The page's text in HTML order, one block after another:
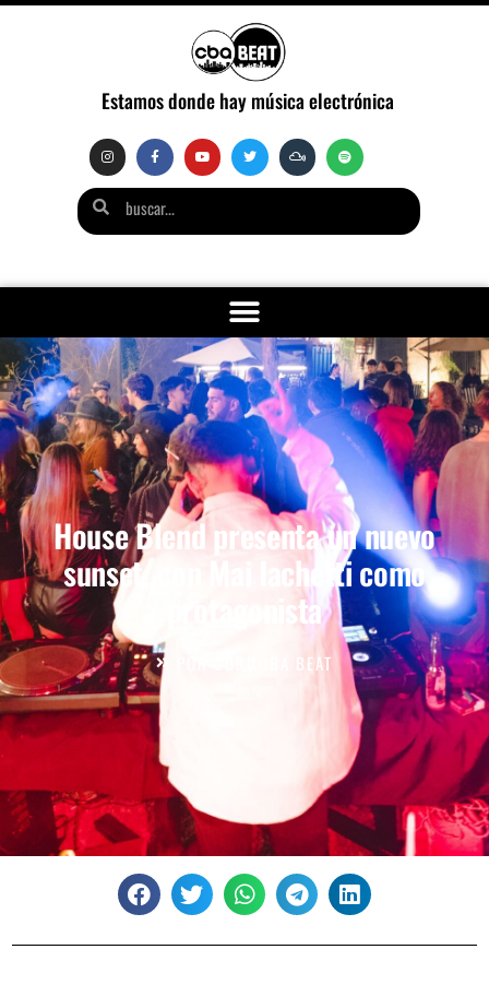
Estamos donde hay música electrónica
House Blend presenta un nuevo
sunset, con Mai Iachetti como
protagonista
CÓRDOBA BEAT